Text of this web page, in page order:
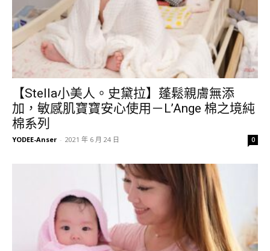
【Stella小美人。史黛拉】蓬鬆親膚無添
加，敏感肌寶寶安心使用－L’Ange 棉之境純
棉系列
YODEE-Anser - 2021 年 6 月 24 日 0